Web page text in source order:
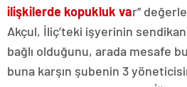
ilişkilerde kopukluk var”
Akçul, İliç’teki işyerinin
bağlı olduğunu, arada mesafe
buna karşın şubenin 3